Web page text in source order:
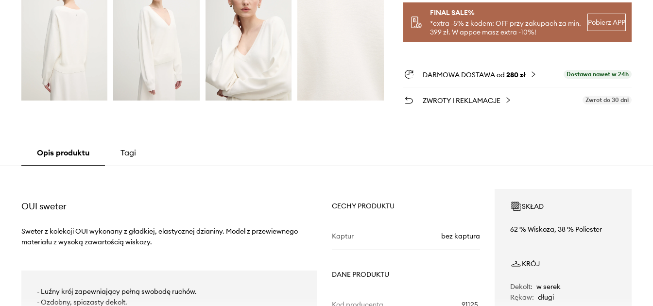
FINAL SALE%
*extra -5% z kodem: OFF przy zakupach za min.
399 zł. W appce masz extra -10%!
Pobierz APP
DARMOWA DOSTAWA od 280 zł Dostawa nawet w 24h
ZWROTY I REKLAMACJE Zwrot do 30 dni
Opis produktu Tagi
OUI sweter
Sweter z kolekcji OUI wykonany z gładkiej, elastycznej dzianiny. Model z przewiewnego
materiału z wysoką zawartością wiskozy.
- Luźny krój zapewniający pełną swobodę ruchów.
- Ozdobny, spiczasty dekolt.
CECHY PRODUKTU
Kaptur bez kaptura
DANE PRODUKTU
SKŁAD
62 % Wiskoza, 38 % Poliester
KRÓJ
Dekolt: w serek
Rękaw: długi